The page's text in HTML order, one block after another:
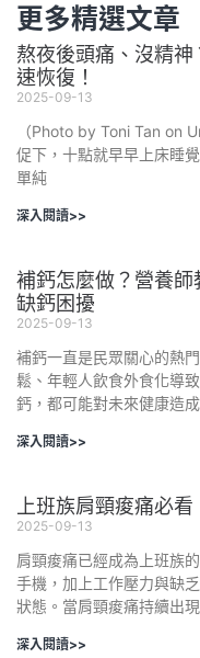
更多精選文章
熬夜後頭痛、沒精
速恢復！
2025-09-13
（Photo by Toni Tan on
促下，十點就早早上床睡
單純
深入閱讀>>
補鈣怎麼做？營養
缺鈣困擾
2025-09-13
補鈣一直是民眾關心的熱
鬆、年輕人飲食外食化導
鈣，都可能對未來健康造
深入閱讀>>
上班族肩頸痠痛必
2025-09-13
肩頸痠痛已經成為上班族
手機，加上工作壓力與缺
狀態。當肩頸痠痛持續出
深入閱讀>>